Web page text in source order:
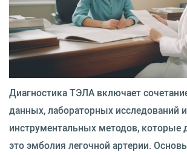
Диагностика ТЭЛА включает
данных, лабораторных исследований и
инструментальных методов, которые
это эмболия легочной артерии.